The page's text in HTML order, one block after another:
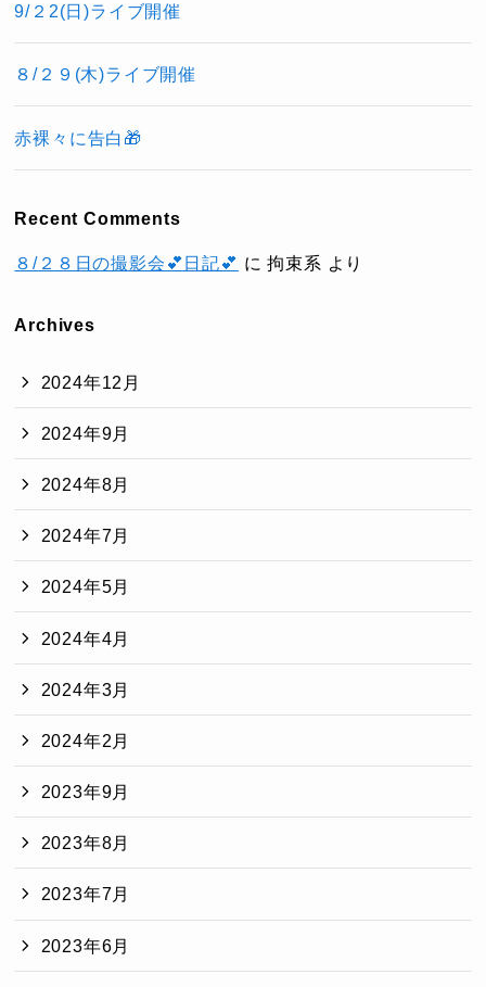
9/２2(日)ライブ開催
８/２９(木)ライブ開催
赤裸々に告白🎁
Recent Comments
８/２８日の撮影会💕日記💕 に拘束系 より
Archives
2024年12月
2024年9月
2024年8月
2024年7月
2024年5月
2024年4月
2024年3月
2024年2月
2023年9月
2023年8月
2023年7月
2023年6月